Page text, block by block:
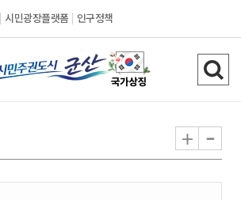
시민광장플랫폼 인구정책
시
민
권
검
색
기
+ -